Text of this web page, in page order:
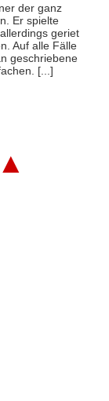
der ganz
Er spielte
geriet
Auf alle Fälle
geschriebene
[...]
▲